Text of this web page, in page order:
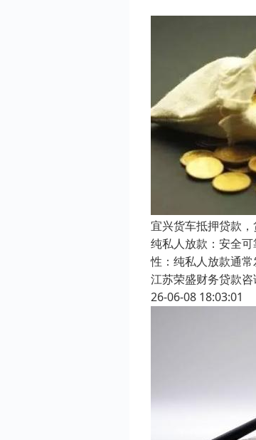
宜兴货车抵押贷款
纯私人放款：安全
性：纯私人放款通
江苏荣盛财务贷款咨
26-06-08 18:03:01